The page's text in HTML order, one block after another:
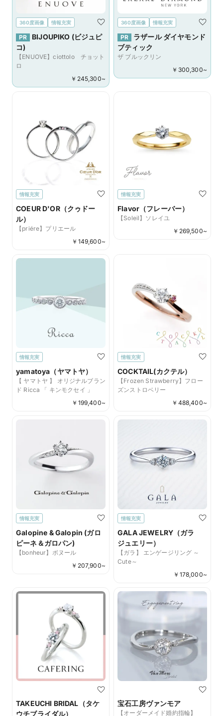
360度画像 情報充実
PR
BIJOUPIKO (ビジュピ
コ)
【ENUOVE】ciottolo チョット
ロ
￥ 245,300~
360度画像 情報充実
PR
ラザール ダイヤモンド
ブティック
ザ ブルックリン
￥ 300,300~
情報充実
COEUR D'OR（クゥドー
ル）
【priére】プリエール
￥ 149,600~
情報充実
Flavor（フレーバー）
【Soleil】ソレイユ
￥ 269,500~
情報充実
yamatoya（ヤマトヤ）
【 ヤマトヤ 】 オリジナルブラン
ド Ricca 「 キンモクセイ 」
￥ 199,400~
情報充実
COCKTAIL(カクテル）
【Frozen Strawberry】フロー
ズンストロベリー
￥ 488,400~
情報充実
Galopine & Galopin (ガロ
ピーネ＆ガロパン)
【bonheur】ボヌール
￥ 207,900~
情報充実
GALA JEWELRY（ガラ
ジュエリー）
【ガラ】 エンゲージリング ～
Cute～
￥ 178,000~
TAKEUCHI BRIDAL（タケ
ウチブライダル）
宝石工房ヴァンモア
【オーダーメイド婚約指輪】